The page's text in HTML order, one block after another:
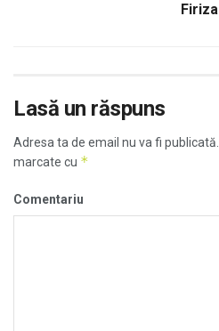
Firiza
Lasă un răspuns
Adresa ta de email nu va fi publicată.
marcate cu *
Comentariu